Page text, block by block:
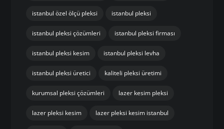
istanbul özel ölçü pleksi istanbul pleksi
istanbul pleksi çözümleri istanbul pleksi firması
istanbul pleksi kesim istanbul pleksi levha
istanbul pleksi üretici kaliteli pleksi üretimi
kurumsal pleksi çözümleri lazer kesim pleksi
lazer pleksi kesim lazer pleksi kesim istanbul